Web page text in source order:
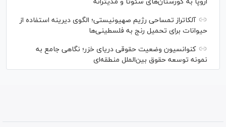
آلکاتراز تمساحی رژیم صهیونیستی؛ الگوی دیرینه استفاده از
حیوانات برای تحمیل رنج به فلسطینی‌ها
کنوانسیون وضعیت حقوقی دریای خزر؛ نگاهی جامع به
نمونه توسعه حقوق بین‌الملل منطقه‌ای